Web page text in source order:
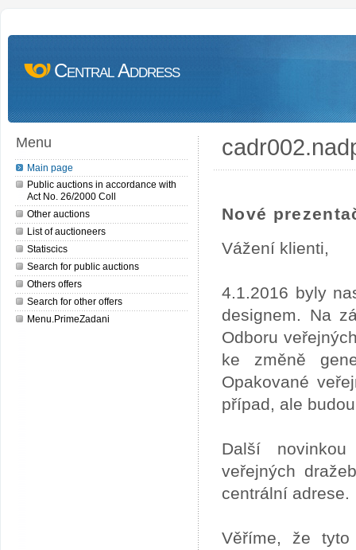
Central Address
Menu
Main page
Public auctions in accordance with
Act No. 26/2000 Coll
Other auctions
List of auctioneers
Statiscics
Search for public auctions
Others offers
Search for other offers
Menu.PrimeZadani
Nové
Vážení klienti,
4.1.2016 byly
designem. Na
Odboru
ke změně
Opakované
případ, ale
Další
veřejných
centrální adrese.
Věříme, že